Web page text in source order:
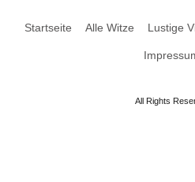
Startseite Alle Witze Lustige
All Rights